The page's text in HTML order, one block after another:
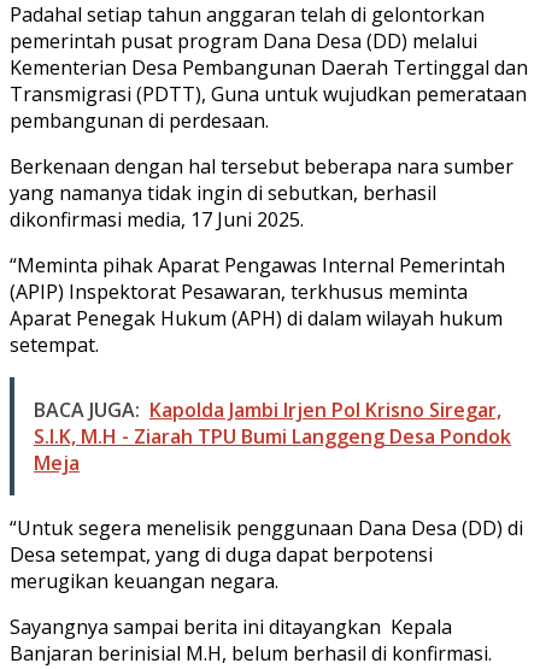
Padahal setiap tahun anggaran telah di gelontorkan
pemerintah pusat program Dana Desa (DD) melalui
Kementerian Desa Pembangunan Daerah Tertinggal dan
Transmigrasi (PDTT), Guna untuk wujudkan pemerataan
pembangunan di perdesaan.
Berkenaan dengan hal tersebut beberapa nara sumber
yang namanya tidak ingin di sebutkan, berhasil
dikonfirmasi media, 17 Juni 2025.
“Meminta pihak Aparat Pengawas Internal Pemerintah
(APIP) Inspektorat Pesawaran, terkhusus meminta
Aparat Penegak Hukum (APH) di dalam wilayah hukum
setempat.
BACA JUGA: Kapolda Jambi Irjen Pol Krisno Siregar,
S.I.K, M.H - Ziarah TPU Bumi Langgeng Desa Pondok
Meja
“Untuk segera menelisik penggunaan Dana Desa (DD) di
Desa setempat, yang di duga dapat berpotensi
merugikan keuangan negara.
Sayangnya sampai berita ini ditayangkan Kepala
Banjaran berinisial M.H, belum berhasil di konfirmasi.